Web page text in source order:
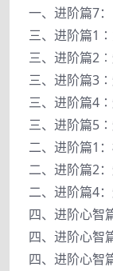
一、进阶篇7
三、进阶篇1∶
三、进阶篇
三、进阶篇3∶
三、进阶篇4∶
三、进阶篇5∶
二、进阶篇1
二、进阶篇2
二、进阶篇4
四、进阶心智
四、进阶心智
四、进阶心智